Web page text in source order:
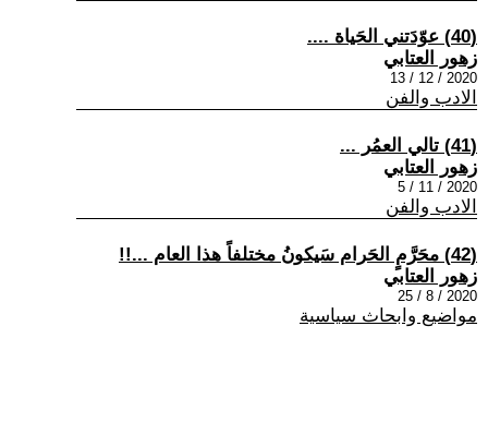
(40) عوّدَتني الحَياة ....
زهور العتابي
2020 / 12 / 13
الادب والفن
(41) تالي العمُر ...
زهور العتابي
2020 / 11 / 5
الادب والفن
(42) محَرَّمٍ الحَرام سَيكونُ مختلفاً هذا العام ...!!
زهور العتابي
2020 / 8 / 25
مواضيع وابحاث سياسية